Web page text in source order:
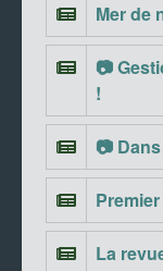
Mer de
📷
!
📷
La